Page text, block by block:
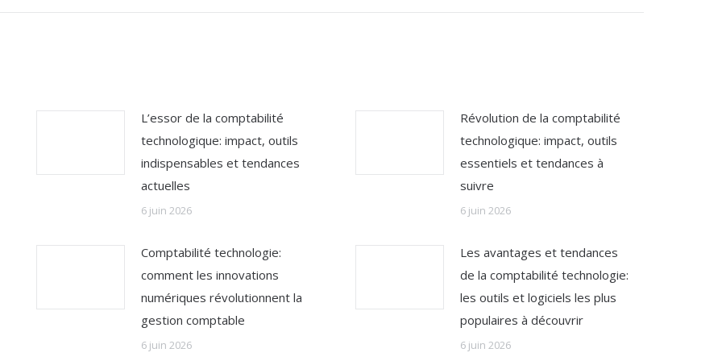
L’essor de la comptabilité
technologique: impact, outils
indispensables et tendances
actuelles
6 juin 2026
Révolution de la comptabilité
technologique: impact, outils
essentiels et tendances à
suivre
6 juin 2026
Comptabilité technologie:
comment les innovations
numériques révolutionnent la
gestion comptable
6 juin 2026
Les avantages et tendances
de la comptabilité technologie:
les outils et logiciels les plus
populaires à découvrir
6 juin 2026